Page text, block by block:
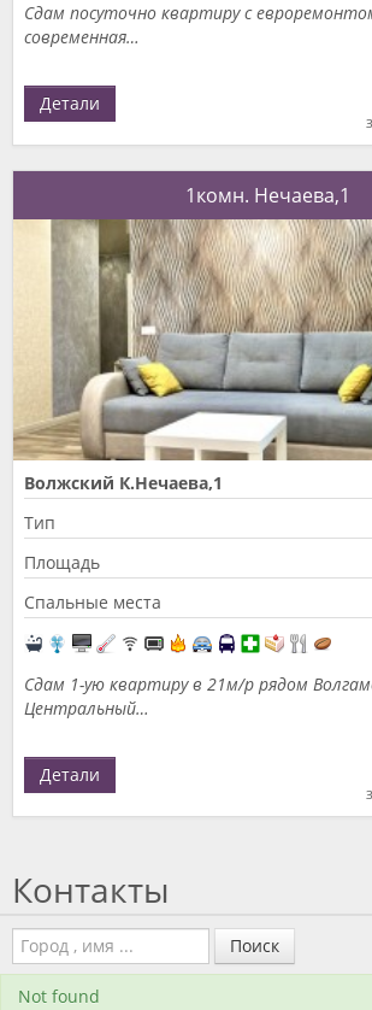
Сдам посуточно квартиру с
современная…
Детали
1комн. Нечаева,1
Волжский К.Нечаева,1
Тип
Площадь
Спальные места
Сдам 1-ую квартиру в 21м/р рядом
Центральный…
Детали
Контакты
Поиск
Not found